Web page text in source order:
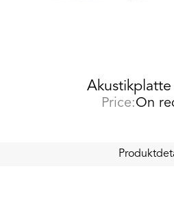
Akustikplatte
Price:On